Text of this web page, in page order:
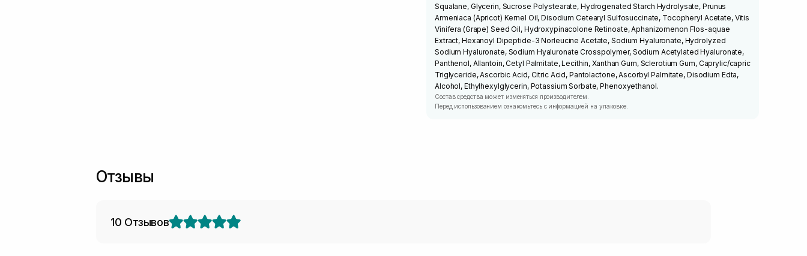
Squalane, Glycerin, Sucrose Polystearate, Hydrogenated Starch Hydrolysate, Prunus
Armeniaca (Apricot) Kernel Oil, Disodium Cetearyl Sulfosuccinate, Tocopheryl Acetate, Vitis
Vinifera (Grape) Seed Oil, Hydroxypinacolone Retinoate, Aphanizomenon Flos-aquae
Extract, Hexanoyl Dipeptide-3 Norleucine Acetate, Sodium Hyaluronate, Hydrolyzed
Sodium Hyaluronate, Sodium Hyaluronate Crosspolymer, Sodium Acetylated Hyaluronate,
Panthenol, Allantoin, Cetyl Palmitate, Lecithin, Xanthan Gum, Sclerotium Gum, Caprylic/capric
Triglyceride, Ascorbic Acid, Citric Acid, Pantolactone, Ascorbyl Palmitate, Disodium Edta,
Alcohol, Ethylhexylglycerin, Potassium Sorbate, Phenoxyethanol.
Состав средства может изменяться производителем.
Перед использованием ознакомьтесь с информацией на упаковке.
Отзывы
10 Отзывов